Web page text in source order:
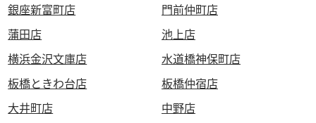
銀座新富町店
門前仲町店
蒲田店
池上店
横浜金沢文庫店
水道橋神保町店
板橋ときわ台店
板橋仲宿店
大井町店
中野店